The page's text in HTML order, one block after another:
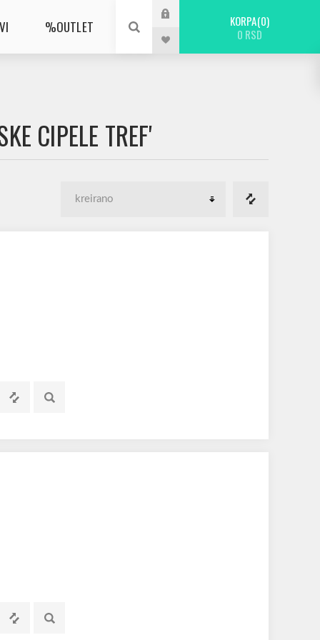
%OUTLET KORPA 0
0 RSD
CIPELE TREF'